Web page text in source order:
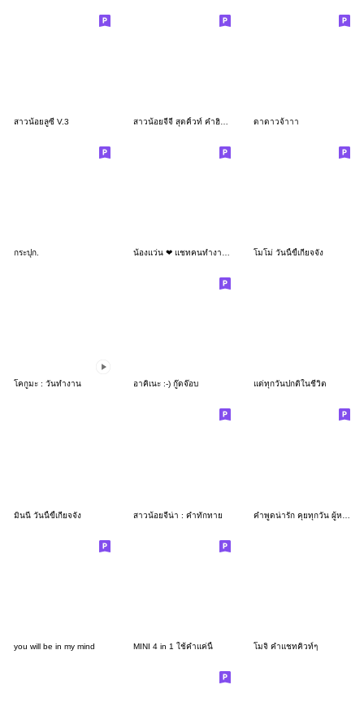
สาวน้อยลูซี่ V.3 ดาดาวจ้าาา
กระปุก. โมโม่ วันนี้ขี้เกียจจัง
โคกูมะ : วันทำงาน อาคิเนะ :-) กู๊ดจ๊อบ แด่ทุกวันปกติในชีวิต
มินนี่ วันนี้ขี้เกียจจัง สาวน้อยจีน่า : คำทักทาย
you will be in my mind MINI 4 in 1 ใช้คำแค่นี้ โมจิ คำแชทคิวท์ๆ